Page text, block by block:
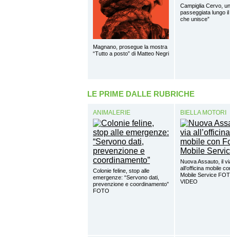
Magnano, prosegue la mostra
“Tutto a posto” di Matteo Negri
Campiglia Cervo,
passeggiata lungo il
che unisce”
LE PRIME DALLE RUBRICHE
ANIMALERIE
Colonie feline, stop alle
emergenze: “Servono dati,
prevenzione e coordinamento”
FOTO
BIELLA MOTORI
Nuova Assauto, il
all’officina mobile
Mobile Service
VIDEO